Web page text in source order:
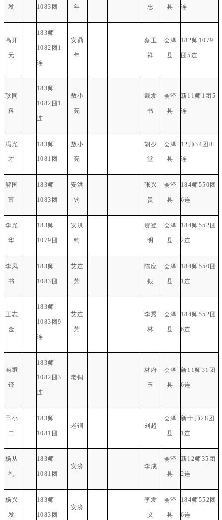
发 1083团 年 忠 县 连
高开
元
183师
1082团1
连
安鼎
年
蔡玉
祥
会泽
县
182师1079
团5连
耿同
科
183师
1082团1
连
敖小
亮
戴发
书
会泽
县
新11师1团5
连
冯光
才
183师
1081团
敖小
亮
胡少
堂
会泽
县
12师34团8
连
解国
富
183师
1083团
安洪
钧
张兴
贵
会泽
县
184师550团
6连
李光
华
183师
1079团
安洪
钧
贺登
明
会泽
县
184师552团
2连
李凤
书
183师
1083团
艾连
芳
陈应
银
会泽
县
184师550团
1连
王志
金
183师
1083团9
连
艾连
芳
李秀
林
会泽
县
184师552团
6连
商秉
铎
183师
1082团3
连
老铜
林府
玉
会泽
县
新11师31团
6连
田小
二
183师
1081团
老铜 刘超
会泽
县
新十师28团
1连
杨从
礼
183师
1081团
安济 李成
会泽
县
新12师35团
2连
杨兴
发
183师
1083团
安济
李发
义
会泽
县
184师552团
6连